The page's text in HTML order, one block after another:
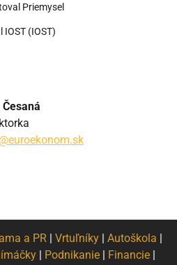
Priemysel
IOST (IOST)
a PR | Vrtuľníky | Autoškola |
| Podnikanie | Financie |